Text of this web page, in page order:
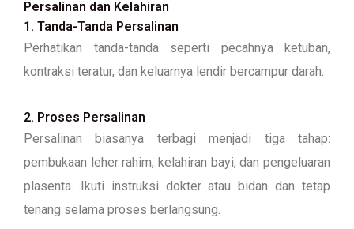
Persalinan dan Kelahiran
1. Tanda-Tanda Persalinan
Perhatikan tanda-tanda seperti pecahnya ketuban,
kontraksi teratur, dan keluarnya lendir bercampur darah.
2. Proses Persalinan
Persalinan biasanya terbagi menjadi tiga tahap:
pembukaan leher rahim, kelahiran bayi, dan pengeluaran
plasenta. Ikuti instruksi dokter atau bidan dan tetap
tenang selama proses berlangsung.